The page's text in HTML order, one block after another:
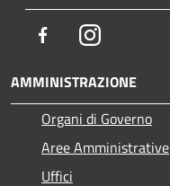
FacebookInstagram
AMMINISTRAZIONE
Organi di Governo
Aree Amministrative
Uffici